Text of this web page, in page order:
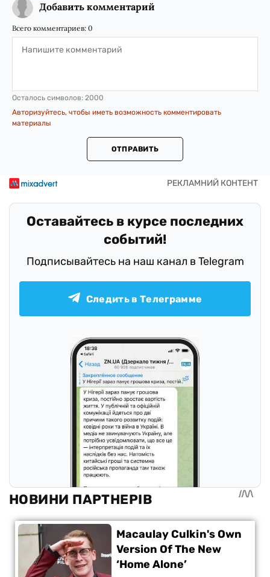
Добавить комментарий
Всего комментариев: 0
Осталось символов: 2000
Авторизуйтесь, чтобы иметь возможность комментировать
материалы
ОТПРАВИТЬ
Оставайтесь в курсе последних
событий!
Подписывайтесь на наш канал в Telegram
Следить в Телеграмме